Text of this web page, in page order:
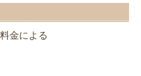
金による